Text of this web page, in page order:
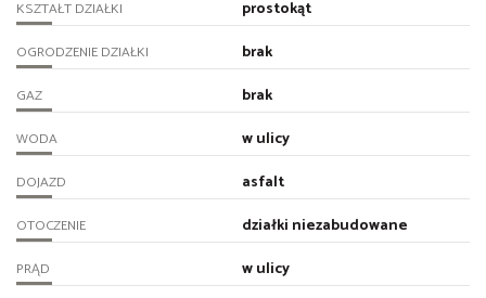
KSZTAŁT DZIAŁKI prostokąt
OGRODZENIE DZIAŁKI brak
GAZ brak
WODA w ulicy
DOJAZD asfalt
OTOCZENIE działki niezabudowane
PRĄD w ulicy